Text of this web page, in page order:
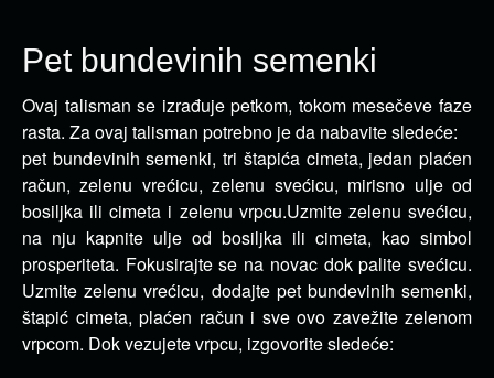
Pet bundevinih semenki
Ovaj talisman se izrađuje petkom, tokom mesečeve faze
rasta. Za ovaj talisman potrebno je da nabavite sledeće:
pet bundevinih semenki, tri štapića cimeta, jedan plaćen
račun, zelenu vrećicu, zelenu svećicu, mirisno ulje od
bosiljka ili cimeta i zelenu vrpcu.Uzmite zelenu svećicu,
na nju kapnite ulje od bosiljka ili cimeta, kao simbol
prosperiteta. Fokusirajte se na novac dok palite svećicu.
Uzmite zelenu vrećicu, dodajte pet bundevinih semenki,
štapić cimeta, plaćen račun i sve ovo zavežite zelenom
vrpcom. Dok vezujete vrpcu, izgovorite sledeće: